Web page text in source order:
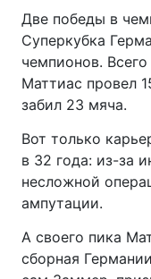
Две победы в
Суперкубка
чемпионов.
Маттиас провел
забил 23 мяча.
Вот только
в 32 года: из-за
несложной
ампутации.
А своего пика
сборная